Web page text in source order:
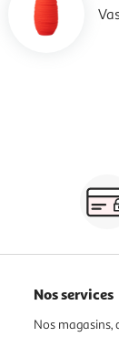
Nos services
Nos magasins,